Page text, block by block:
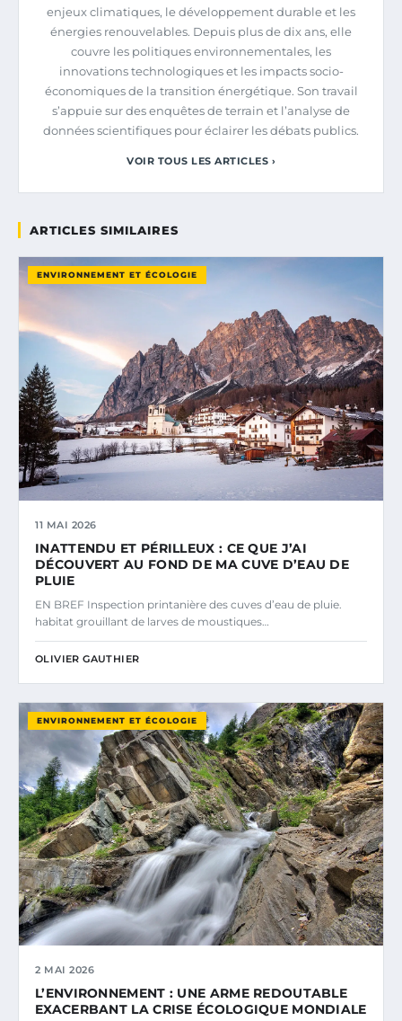
enjeux climatiques, le développement durable et les
énergies renouvelables. Depuis plus de dix ans, elle
couvre les politiques environnementales, les
innovations technologiques et les impacts socio-
économiques de la transition énergétique. Son travail
s’appuie sur des enquêtes de terrain et l’analyse de
données scientifiques pour éclairer les débats publics.
VOIR TOUS LES ARTICLES ›
ARTICLES SIMILAIRES
ENVIRONNEMENT ET ÉCOLOGIE
11 MAI 2026
INATTENDU ET PÉRILLEUX : CE QUE J’AI
DÉCOUVERT AU FOND DE MA CUVE D’EAU DE
PLUIE
EN BREF Inspection printanière des cuves d’eau de pluie.
habitat grouillant de larves de moustiques…
OLIVIER GAUTHIER
ENVIRONNEMENT ET ÉCOLOGIE
2 MAI 2026
L’ENVIRONNEMENT : UNE ARME REDOUTABLE
EXACERBANT LA CRISE ÉCOLOGIQUE MONDIALE